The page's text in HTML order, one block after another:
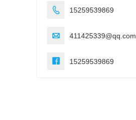
 15259539869
 411425339@qq.com
 15259539869